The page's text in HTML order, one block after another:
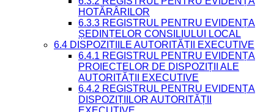
HOTĂRÂRILOR
6.3.3 REGISTRUL PENTRU EVIDENȚA
ȘEDINȚELOR CONSILIULUI LOCAL
6.4 DISPOZIȚIILE AUTORITĂȚII EXECUTIVE
6.4.1 REGISTRUL PENTRU EVIDENȚA
PROIECTELOR DE DISPOZIȚII ALE
AUTORITĂȚII EXECUTIVE
6.4.2 REGISTRUL PENTRU EVIDENȚA
DISPOZIȚIILOR AUTORITĂȚII